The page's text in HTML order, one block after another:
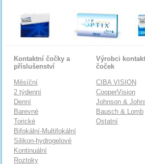
Kontaktní čočky a
příslušenství
Měsíční
2 týdenní
Denní
Barevné
Torické
Bifokální-Multifokální
Silikon-hydrogelové
Kontinuální
Roztoky
Výrobci
čoček
CIBA VISION
CooperVision
Johnson &
Bausch & Lomb
Ostatní